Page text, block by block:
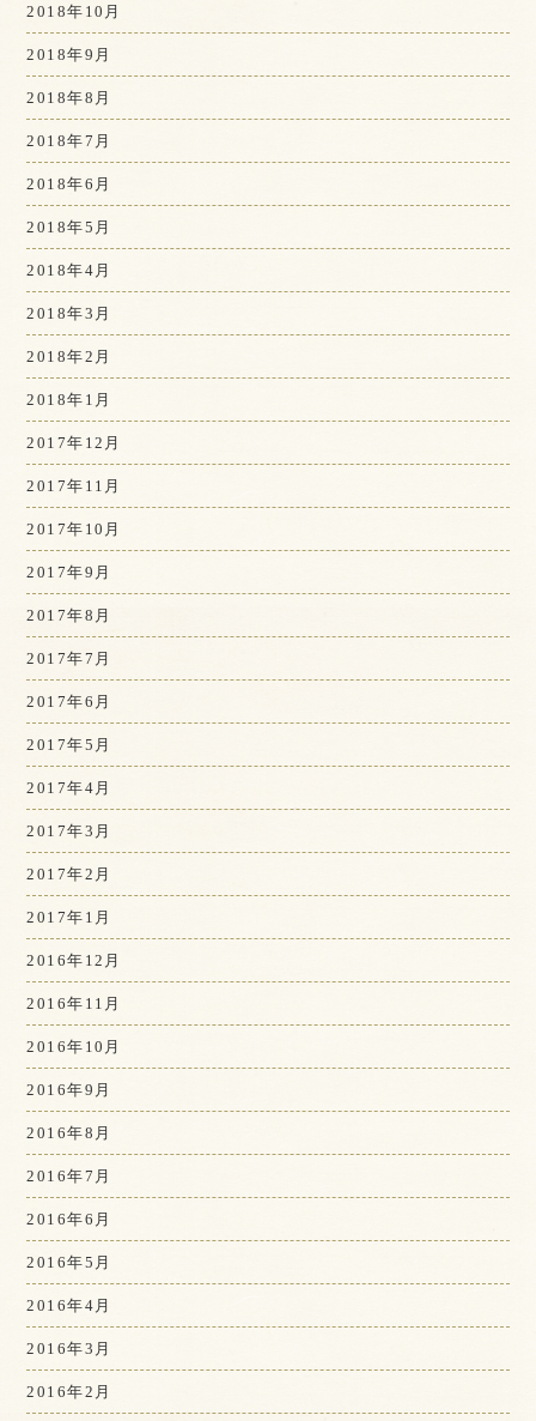
2018年10月
2018年9月
2018年8月
2018年7月
2018年6月
2018年5月
2018年4月
2018年3月
2018年2月
2018年1月
2017年12月
2017年11月
2017年10月
2017年9月
2017年8月
2017年7月
2017年6月
2017年5月
2017年4月
2017年3月
2017年2月
2017年1月
2016年12月
2016年11月
2016年10月
2016年9月
2016年8月
2016年7月
2016年6月
2016年5月
2016年4月
2016年3月
2016年2月